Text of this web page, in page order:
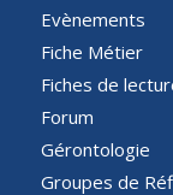
Evènements
Fiche Métier
Fiches de
Forum
Gérontologie
Groupes de